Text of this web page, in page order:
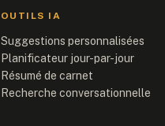
OUTILS IA
Suggestions personnalisées
Planificateur jour-par-jour
Résumé de carnet
Recherche conversationnelle